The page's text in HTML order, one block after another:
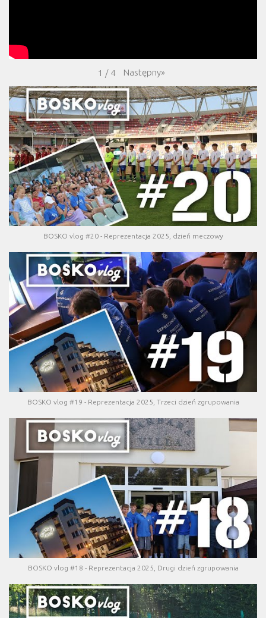
1 / 4 Następny»
BOSKO vlog #20 - Reprezentacja 2025, dzień meczowy
BOSKO vlog #19 - Reprezentacja 2025, Trzeci dzień zgrupowania
BOSKO vlog #18 - Reprezentacja 2025, Drugi dzień zgrupowania